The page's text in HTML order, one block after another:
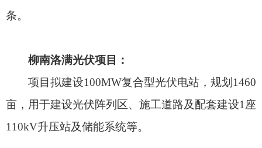
条。
柳南洛满光伏项目：
项目拟建设100MW复合型光伏电站，规划1460
亩，用于建设光伏阵列区、施工道路及配套建设1座
110kV升压站及储能系统等。